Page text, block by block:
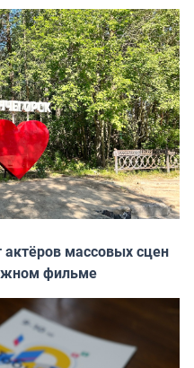
массовых сцен
фильме